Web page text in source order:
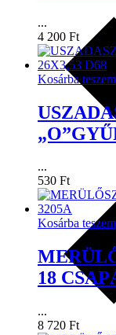
...
4 200 Ft
Kosárba teszem
...
530 Ft
Kosárba teszem
18
...
8 720 Ft